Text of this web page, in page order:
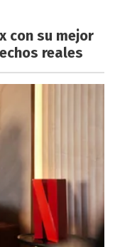
con su mejor
reales